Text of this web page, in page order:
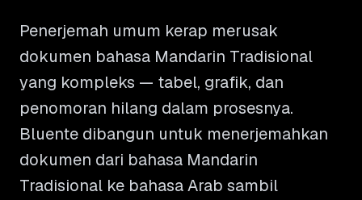
Penerjemah umum kerap merusak
dokumen bahasa Mandarin Tradisional
yang kompleks — tabel, grafik, dan
penomoran hilang dalam prosesnya.
Bluente dibangun untuk menerjemahkan
dokumen dari bahasa Mandarin
Tradisional ke bahasa Arab sambil